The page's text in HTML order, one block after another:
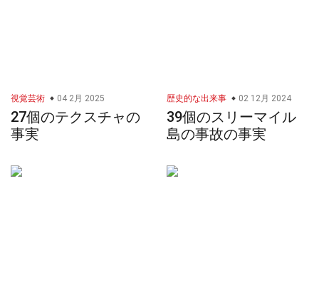
視覚芸術 04 2月 2025
27個のテクスチャの
事実
歴史的な出来事 02 12月 2024
39個のスリーマイル
島の事故の事実